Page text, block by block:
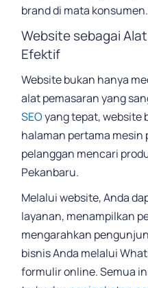
brand di mata konsumen.
Website sebagai
Efektif
Website bukan hanya
alat pemasaran yang
SEOyang tepat, website
halaman pertama mesin
pelanggan mencari
Pekanbaru.
Melalui website, Anda
layanan, menampilkan
mengarahkan
bisnis Anda melalui
formulir online. Semua